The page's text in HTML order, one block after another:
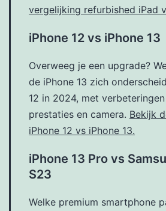
vergelijking refurbished iPad
iPhone 12 vs iPhone 13
Overweeg je een upgrade?
de iPhone 13 zich
12 in 2024, met
prestaties en camera. Bekijk
iPhone 12 vs iPhone 13.
iPhone 13 Pro vs
S23
Welke premium smartphone